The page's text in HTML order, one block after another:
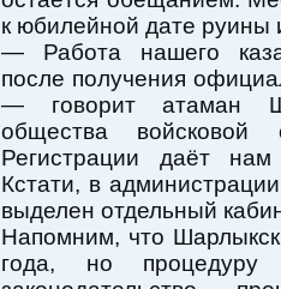
к юбилейной дате руины
— Работа нашего
после получения
— говорит атаман
общества
Регистрации даёт
Кстати, в
выделен отдельный
Напомним, что
года, но процедуру